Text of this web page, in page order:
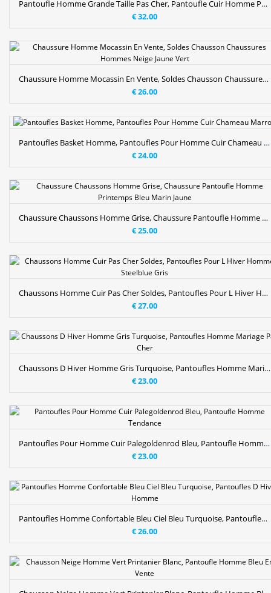
Pantoufle Homme Grande Taille Pas Cher, Pantoufle Cuir Homme Palegoldenrod Gris Ardoise
€ 32.00
Chaussure Homme Mocassin En Vente, Soldes Chausson Chaussures Hommes Neige Jaune Vert
€ 26.00
Pantoufles Basket Homme, Pantoufles Pour Homme Cuir Chameau Marron
€ 24.00
Chaussure Chaussons Homme Grise, Chaussure Pantoufle Homme Printemps Bleu Marin Jaune
€ 25.00
Chaussons Homme Cuir Pas Cher Soldes, Pantoufles Pour L Hiver Homme Steelblue Gris
€ 27.00
Chaussons D Hiver Homme Gris Turquoise, Pantoufles Homme Mariage Pas Cher
€ 23.00
Pantoufles Pour Homme Cuir Palegoldenrod Bleu, Pantoufle Homme Tendance
€ 23.00
Pantoufles Homme Confortable Bleu Ciel Bleu Turquoise, Pantoufles D Hiver Homme
€ 26.00